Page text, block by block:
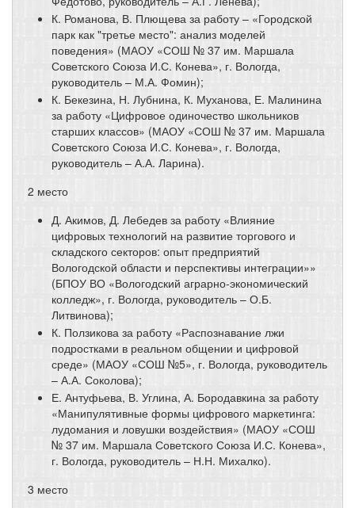
К. Романова, В. Плющева за работу – «Городской
парк как "третье место": анализ моделей
поведения» (МАОУ «СОШ № 37 им. Маршала
Советского Союза И.С. Конева», г. Вологда,
руководитель – М.А. Фомин);
К. Бекезина, Н. Лубнина, К. Муханова, Е. Малинина
за работу «Цифровое одиночество школьников
старших классов» (МАОУ «СОШ № 37 им. Маршала
Советского Союза И.С. Конева», г. Вологда,
руководитель – А.А. Ларина).
2 место
Д. Акимов, Д. Лебедев за работу «Влияние
цифровых технологий на развитие торгового и
складского секторов: опыт предприятий
Вологодской области и перспективы интеграции»»
(БПОУ ВО «Вологодский аграрно-экономический
колледж», г. Вологда, руководитель – О.Б.
Литвинова);
К. Ползикова за работу «Распознавание лжи
подростками в реальном общении и цифровой
среде» (МАОУ «СОШ №5», г. Вологда, руководитель
– А.А. Соколова);
Е. Антуфьева, В. Углина, А. Бородавкина за работу
«Манипулятивные формы цифрового маркетинга:
лудомания и ловушки воздействия» (МАОУ «СОШ
№ 37 им. Маршала Советского Союза И.С. Конева»,
г. Вологда, руководитель – Н.Н. Михалко).
3 место